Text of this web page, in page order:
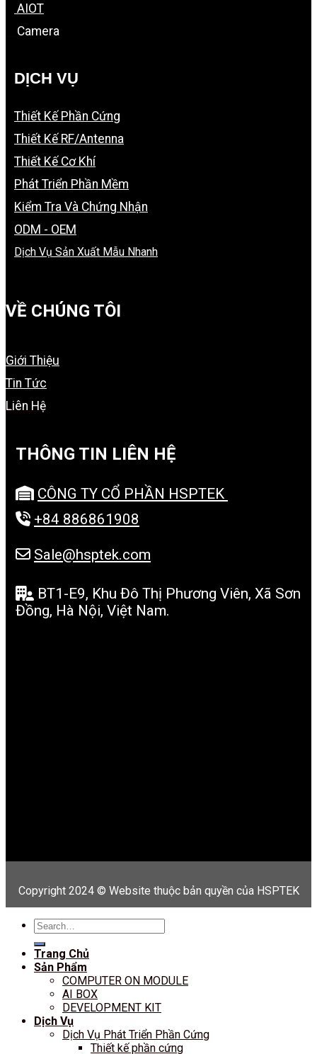
AIOT
Camera
DỊCH VỤ
Thiết Kế Phần Cứng
Thiết Kế RF/Antenna
Thiết Kế Cơ Khí
Phát Triển Phần Mềm
Kiểm Tra Và Chứng Nhận
ODM - OEM
Dịch Vụ Sản Xuất Mẫu Nhanh
VỀ CHÚNG TÔI
Giới Thiệu
Tin Tức
Liên Hệ
THÔNG TIN LIÊN HỆ
CÔNG TY CỔ PHẦN HSPTEK
+84 886861908
Sale@hsptek.com
BT1-E9, Khu Đô Thị Phương Viên, Xã Sơn
Đồng, Hà Nội, Việt Nam.
Copyright 2024 © Website thuộc bản quyền của HSPTEK
Search
for:
Trang Chủ
Sản Phẩm
COMPUTER ON MODULE
AI BOX
DEVELOPMENT KIT
Dịch Vụ
Dịch Vụ Phát Triển Phần Cứng
Thiết kế phần cứng